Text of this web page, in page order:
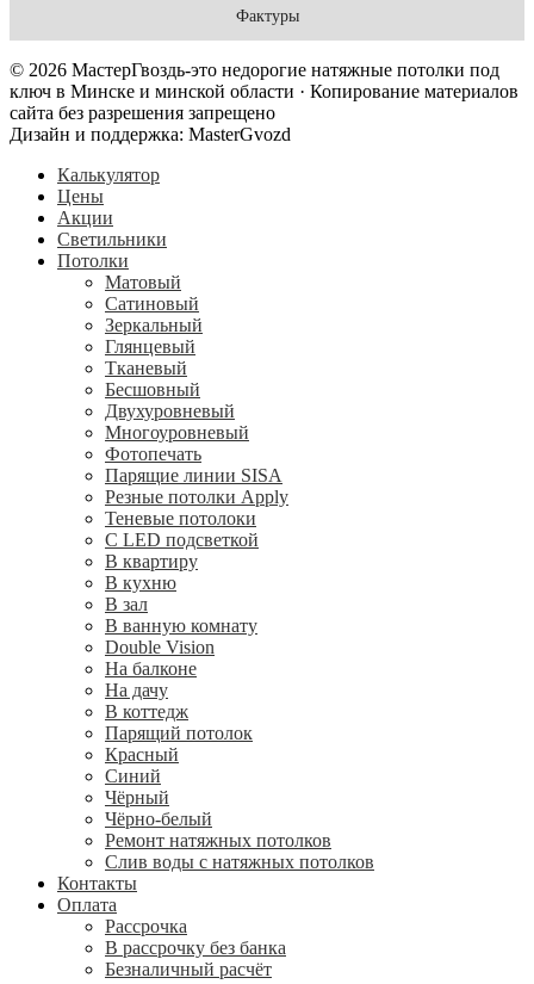
Фактуры
© 2026 МастерГвоздь-это недорогие натяжные потолки под
ключ в Минске и минской области · Копирование материалов
сайта без разрешения запрещено
Дизайн и поддержка: MasterGvozd
Калькулятор
Цены
Акции
Светильники
Потолки
Матовый
Сатиновый
Зеркальный
Глянцевый
Тканевый
Бесшовный
Двухуровневый
Многоуровневый
Фотопечать
Парящие линии SISA
Резные потолки Apply
Теневые потолоки
С LED подсветкой
В квартиру
В кухню
В зал
В ванную комнату
Double Vision
На балконе
На дачу
В коттедж
Парящий потолок
Красный
Синий
Чёрный
Чёрно-белый
Ремонт натяжных потолков
Слив воды с натяжных потолков
Контакты
Оплата
Рассрочка
В рассрочку без банка
Безналичный расчёт